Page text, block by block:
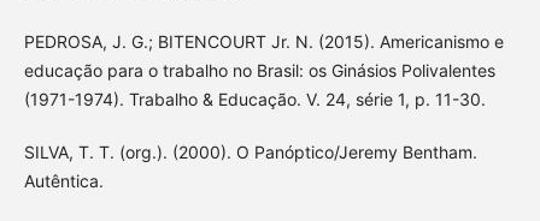
PEDROSA, J. G.; BITENCOURT Jr. N. (2015). Americanismo e
educação para o trabalho no Brasil: os Ginásios Polivalentes
(1971-1974). Trabalho & Educação. V. 24, série 1, p. 11-30.
SILVA, T. T. (org.). (2000). O Panóptico/Jeremy Bentham.
Autêntica.